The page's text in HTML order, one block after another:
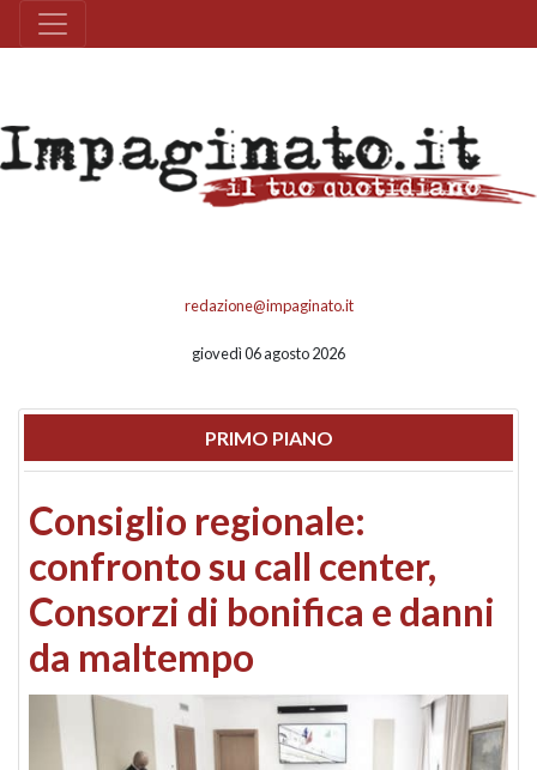
redazione@impaginato.it
giovedì 06 agosto 2026
PRIMO PIANO
Consiglio regionale:
confronto su call center,
Consorzi di bonifica e danni
da maltempo